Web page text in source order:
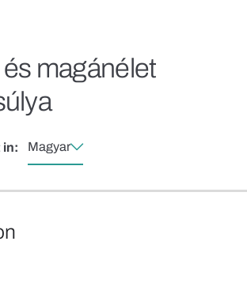
magánélet
in: Magyar